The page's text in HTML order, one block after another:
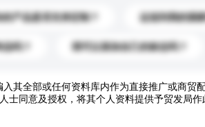
的产品是否支持定制？ 运送到我的国
吗？ 我可以添加自己的标志吗？
其全部或任何资料库内作为直接推广或商贸
同意及授权，将其个人资料提供予贸发局作